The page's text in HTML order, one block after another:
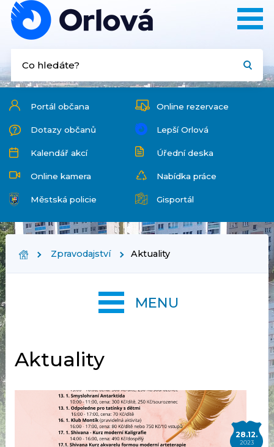
Portál občana Online rezervace
Dotazy občanů Lepší Orlová
Kalendář akcí Úřední deska
Online kamera Nabídka práce
Městská policie Gisportál
Zpravodajství Aktuality
Aktuality
28.12.
2023
MENU